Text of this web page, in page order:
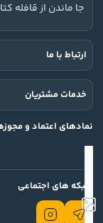
جا ماندن از قافله
ارتباط با ما
خدمات مشتریان
نمادهای اعتماد و
شبکه های اجتماعی